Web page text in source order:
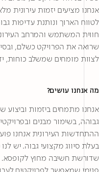
אנחנו מציעים יזמות עירונית
לטווח הארוך ונותנת עדיפות
חווית המשתמש והמרחב
שרואה את הפרויקט כשלם,
לצוות מומחים שמשלב כוחות,
מה אנחנו עושים?
אנחנו מתמחים ביזמות וביצוע
גבוהה, בשימור מבנים
ההתחדשות העירונית אנחנו
בעלת סיווג מקצועי גבוה. יש
שדורשת חשיבה מחוץ